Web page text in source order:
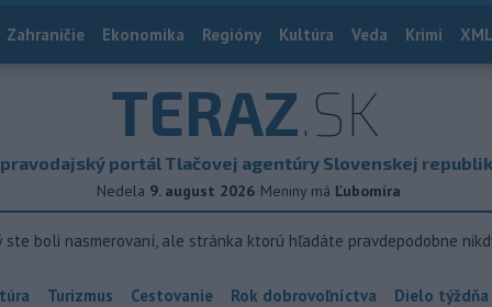
Zahraničie Ekonomika Regióny Kultúra Veda Krimi
TERAZ.SK
portál Tlačovej agentúry Slovenskej
Nedela 9. august 2026 Meniny má Ľubomíra
ste boli nasmerovaní, ale stránka ktorú hľadáte pravdepodobne
Turizmus Cestovanie Rok dobrovoľníctva Dielo týždňa